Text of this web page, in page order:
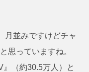
月並みですけどチャ
思っていますね。
』（約30.5万人）と